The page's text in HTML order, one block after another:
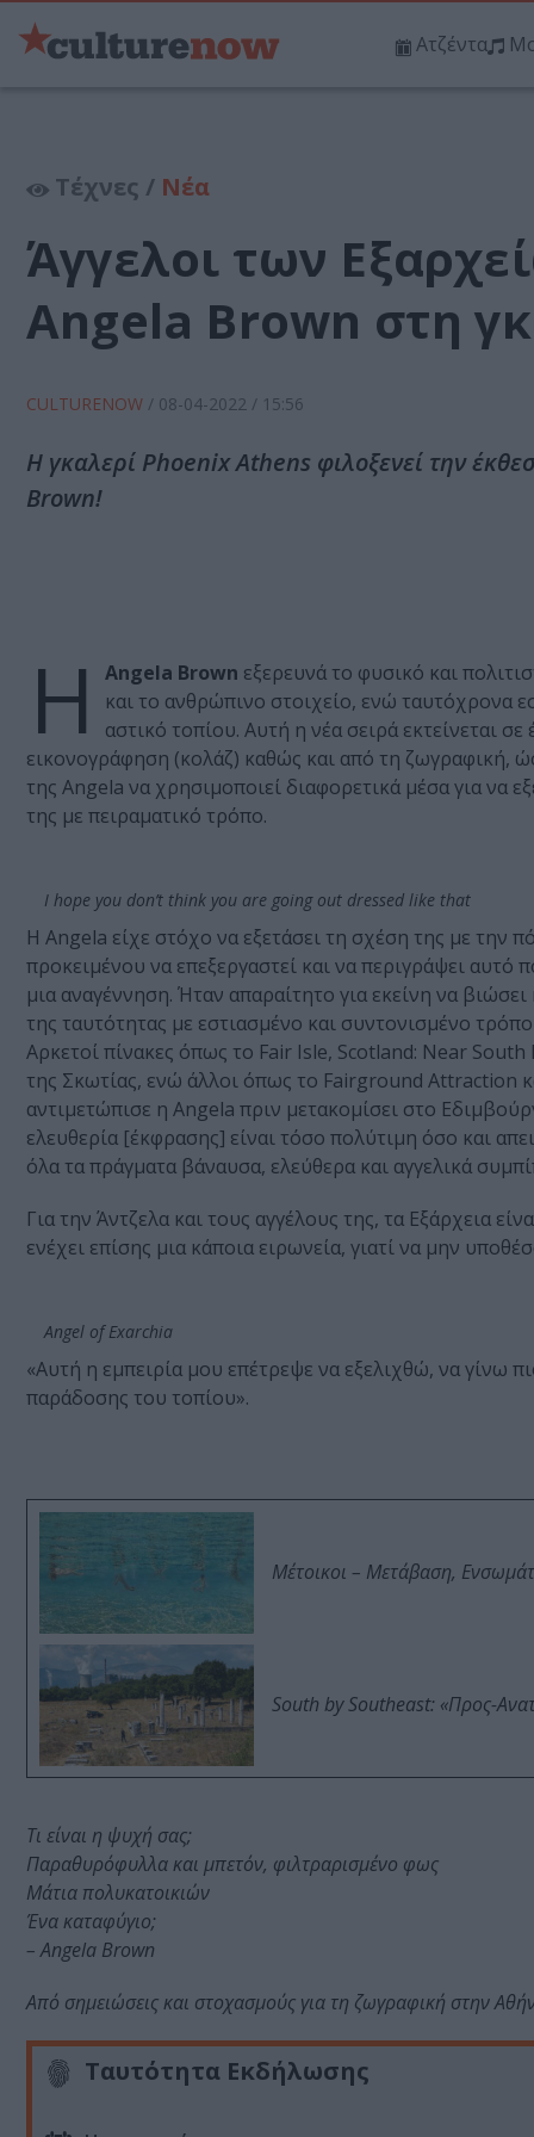
Ατζέντα
Τέχνες / Νέα
Άγγελοι των
Angela Brown στη
CULTURENOW / 08-04-2022 / 15:56
Η γκαλερί Phoenix Athens φιλοξενεί την
Brown!
Η Angela Brown εξερευνά το φυσικό και
και το ανθρώπινο στοιχείο, ενώ ταυτόχρονα
αστικό τοπίου. Αυτή η νέα σειρά εκτείνεται
εικονογράφηση (κολάζ) καθώς και από τη ζωγραφική,
της Angela να χρησιμοποιεί διαφορετικά μέσα για να
της με πειραματικό τρόπο.
I hope you don’t think you are going out dressed like that
Η Angela είχε στόχο να εξετάσει τη σχέση της με την
προκειμένου να επεξεργαστεί και να περιγράψει
μια αναγέννηση. Ήταν απαραίτητο για εκείνη να
της ταυτότητας με εστιασμένο και συντονισμένο
Αρκετοί πίνακες όπως το Fair Isle, Scotland: Near
της Σκωτίας, ενώ άλλοι όπως το Fairground Attraction
αντιμετώπισε η Angela πριν μετακομίσει στο
ελευθερία [έκφρασης] είναι τόσο πολύτιμη όσο και
όλα τα πράγματα βάναυσα, ελεύθερα και αγγελικά
Για την Άντζελα και τους αγγέλους της, τα Εξάρχεια
ενέχει επίσης μια κάποια ειρωνεία, γιατί να μην
Angel of Exarchia
«Αυτή η εμπειρία μου επέτρεψε να εξελιχθώ, να γίνω
παράδοσης του τοπίου».
Μέτοικοι – Μετάβαση,
South by Southeast: «Προς-
Τι είναι η ψυχή σας;
Παραθυρόφυλλα και μπετόν, φιλτραρισμένο φως
Μάτια πολυκατοικιών
Ένα καταφύγιο;
– Αngela Brown
Από σημειώσεις και στοχασμούς για τη ζωγραφική στην
Ταυτότητα Εκδήλωσης